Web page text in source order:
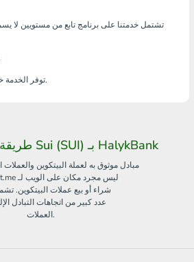
تشتمل خدمتنا على برنامج تابع من مستويين لا
توفر الخدمة خصومات للعملاء المنتظمين.
طريقة سهلة لاستبدال Sui (SUI) بـ HalykBank
مبادل موثوق به لعملة البيتكوين والعملات
bankcomat.me ليس مجرد مكان على الويب لـ
شراء أو بيع عملات البيتكوين.
عدد كبير من اتجاهات التبادل
العملات.